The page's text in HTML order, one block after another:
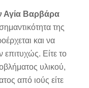
Αγία Βαρβάρα
της
και να
Είτε το
υλικού,
από ιούς είτε